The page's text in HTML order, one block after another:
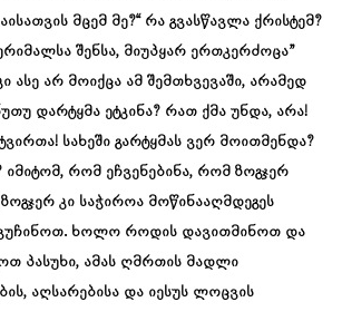
მცემ მე?“ რა გვასწავლა ქრისტემ?
შენსა, მიუპყარ ერთკერძოცა”
ასე არ მოიქცა ამ შემთხვევაში, არამედ
დარტყმა ეტკინა? რათ ქმა უნდა, არა!
სახეში გარტყმას ვერ მოითმენდა?
იმიტომ, რომ ეჩვენებინა, რომ ზოგჯერ
კი საჭიროა მოწინააღმდეგეს
ხოლო როდის დავითმინოთ და
პასუხი, ამას ღმრთის მადლი
აღსარებისა და იესუს ლოცვის